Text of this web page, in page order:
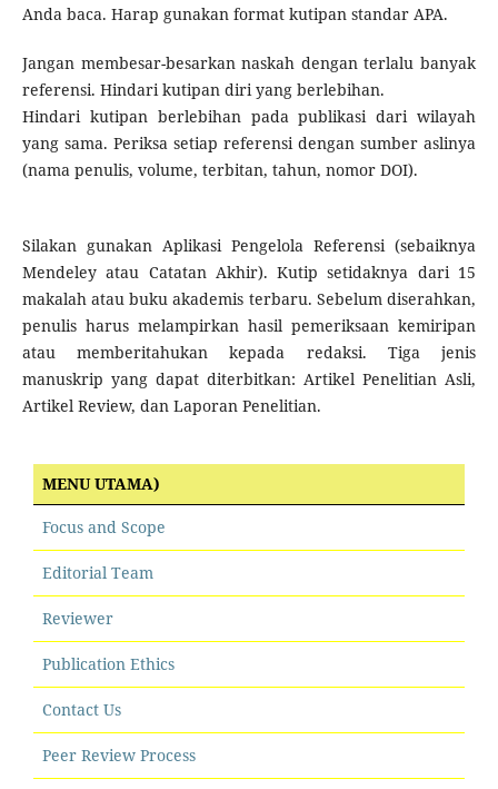
Anda baca. Harap gunakan format kutipan standar APA.
Jangan membesar-besarkan naskah dengan terlalu banyak
referensi. Hindari kutipan diri yang berlebihan.
Hindari kutipan berlebihan pada publikasi dari wilayah
yang sama. Periksa setiap referensi dengan sumber aslinya
(nama penulis, volume, terbitan, tahun, nomor DOI).
Silakan gunakan Aplikasi Pengelola Referensi (sebaiknya
Mendeley atau Catatan Akhir). Kutip setidaknya dari 15
makalah atau buku akademis terbaru. Sebelum diserahkan,
penulis harus melampirkan hasil pemeriksaan kemiripan
atau memberitahukan kepada redaksi. Tiga jenis
manuskrip yang dapat diterbitkan: Artikel Penelitian Asli,
Artikel Review, dan Laporan Penelitian.
MENU UTAMA)
Focus and Scope
Editorial Team
Reviewer
Publication Ethics
Contact Us
Peer Review Process